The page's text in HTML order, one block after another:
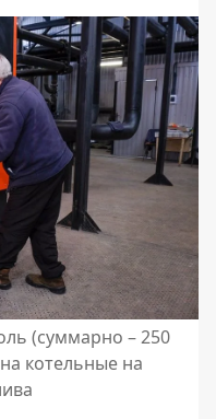
(суммарно – 250
котельные на